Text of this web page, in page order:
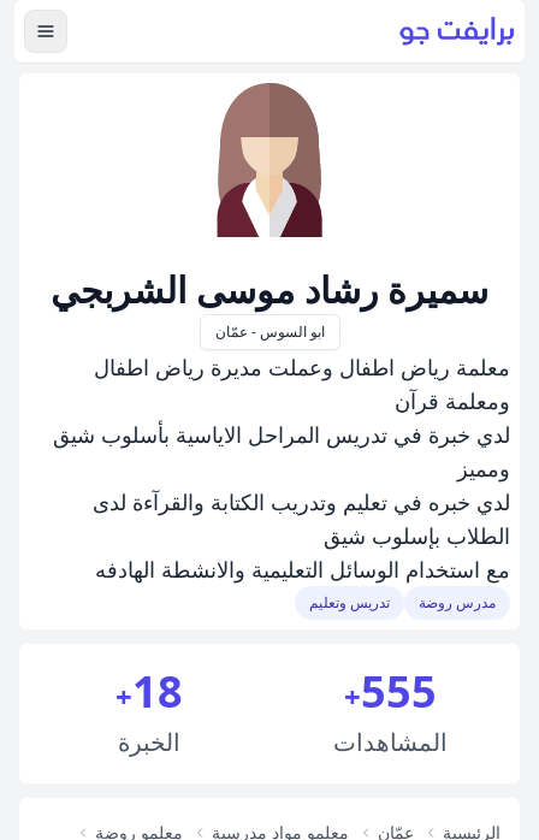
عرض
سميرة رشاد موسى الشربجي
ابو السوس - عمّان
معلمة رياض اطفال وعملت مديرة رياض اطفال
ومعلمة قرآن
لدي خبرة في تدريس المراحل الاياسية بأسلوب شيق
ومميز
لدي خبره في تعليم وتدريب الكتابة والقرآءة لدى
الطلاب بإسلوب شيق
مع استخدام الوسائل التعليمية والانشطة الهادفه
مدرس روضة تدريس وتعليم
555
+
المشاهدات
18
+
الخبرة
الرئيسية عمّان معلمو مواد مدرسية
معلمو روضة